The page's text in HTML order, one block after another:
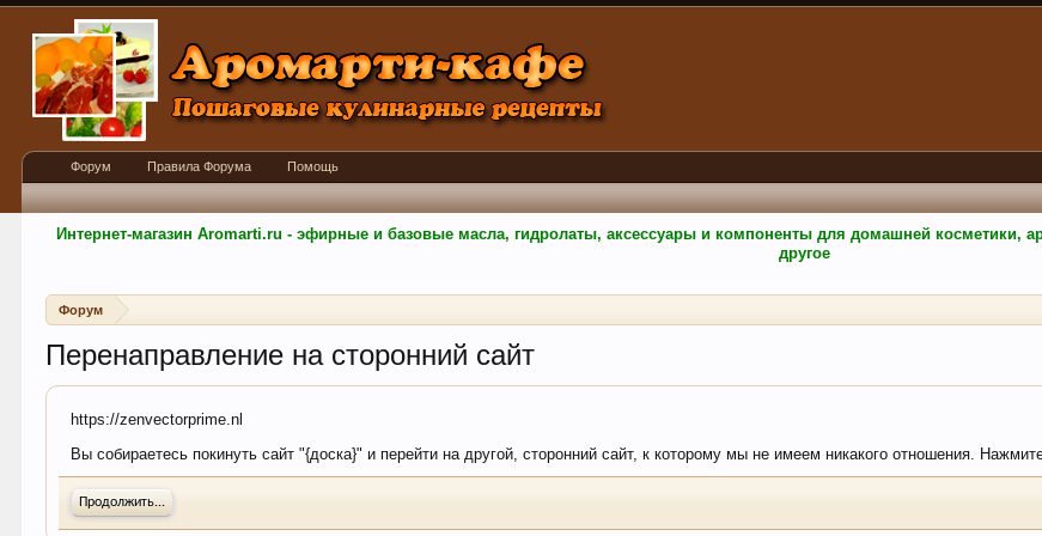
Интернет-магазин Aromarti.ru - эфирные и базовые масла, гидролаты, аксессуары и компоненты для домашней косметики,
другое
Форум
Перенаправление на сторонний сайт
https://zenvectorprime.nl
Вы собираетесь покинуть сайт "{доска}" и перейти на другой, сторонний сайт, к которому мы не имеем никакого отношения.
Продолжить...
Форум Правила Форума Помощь